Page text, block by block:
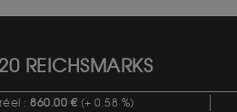
REICHSMARKS
:860.00 € (+ 0.58 %)